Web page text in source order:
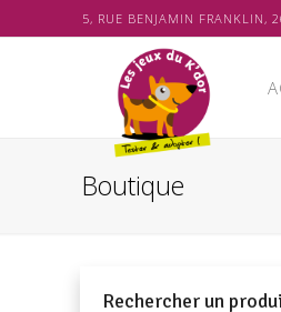
5, RUE BENJAMIN FRANKLIN,
Boutique
Rechercher un